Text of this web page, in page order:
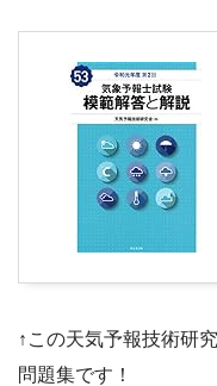
↑この天気予報技術研
問題集です！